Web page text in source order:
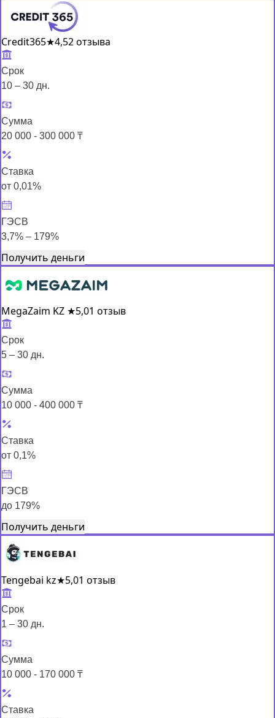
Credit365★4,52 отзыва
Срок
10 – 30 дн.
Сумма
20 000 - 300 000 ₸
Ставка
от 0,01%
ГЭСВ
3,7% – 179%
Получить деньги
MegaZaim KZ ★5,01 отзыв
Срок
5 – 30 дн.
Сумма
10 000 - 400 000 ₸
Ставка
от 0,1%
ГЭСВ
до 179%
Получить деньги
Tengebai kz★5,01 отзыв
Срок
1 – 30 дн.
Сумма
10 000 - 170 000 ₸
Ставка